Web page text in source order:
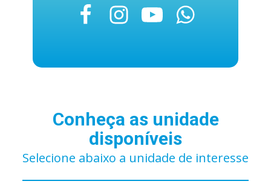
Conheça as unidade
disponíveis
Selecione abaixo a unidade de interesse